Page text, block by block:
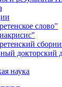
слово"
докторский
наука